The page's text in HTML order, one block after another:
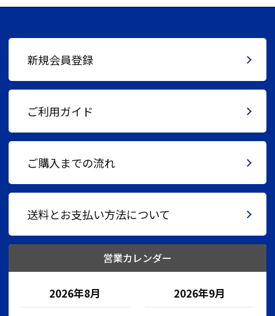
新規会員登録
ご利用ガイド
ご購入までの流れ
送料とお支払い方法について
営業カレンダー
2026年8月 2026年9月